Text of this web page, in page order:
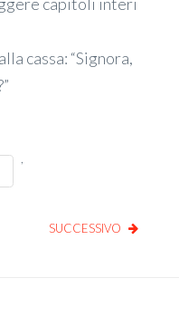
cassa: “Signora,
SUCCESSIVO